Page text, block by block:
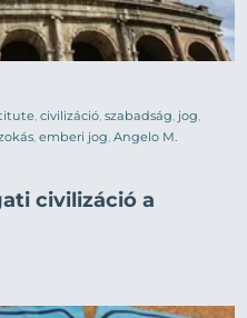
, civilizáció, szabadság, jog,
, emberi jog, Angelo M.
civilizáció a